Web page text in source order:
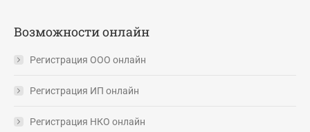
Возможности онлайн
Регистрация ООО онлайн
Регистрация ИП онлайн
Регистрация НКО онлайн